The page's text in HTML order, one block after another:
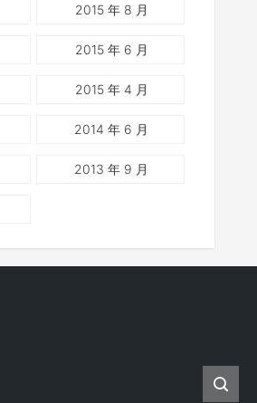
2015 年 8 月
2015 年 6 月
2015 年 4 月
2014 年 6 月
2013 年 9 月